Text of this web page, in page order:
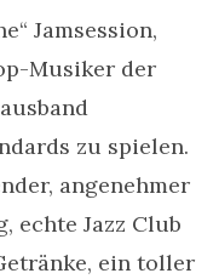
Jamsession,
Musiker der
zu spielen.
angenehmer
echte Jazz Club
ein toller